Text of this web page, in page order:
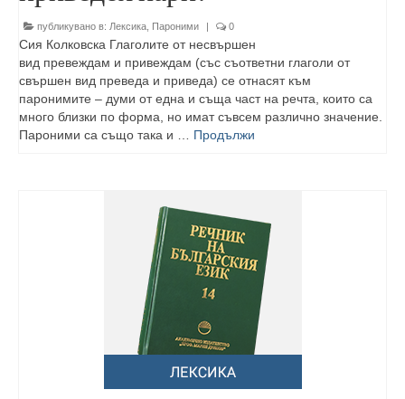
публикувано в: Лексика Пароними | 0
Сия Колковска Глаголите от несвършен
вид превеждам и привеждам (със съответни глаголи от
свършен вид преведа и приведа) се отнасят към
паронимите – думи от една и съща част на речта, които са
много близки по форма, но имат съвсем различно значение.
Пароними са също така и … Продължи